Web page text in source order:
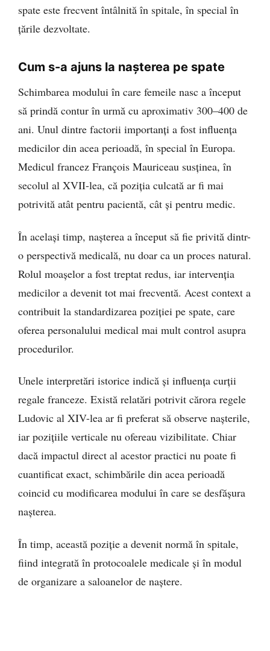
spate este frecvent întâlnită în spitale, în special în
țările dezvoltate.
Cum s-a ajuns la nașterea pe spate
Schimbarea modului în care femeile nasc a început
să prindă contur în urmă cu aproximativ 300–400 de
ani. Unul dintre factorii importanți a fost influența
medicilor din acea perioadă, în special în Europa.
Medicul francez François Mauriceau susținea, în
secolul al XVII-lea, că poziția culcată ar fi mai
potrivită atât pentru pacientă, cât și pentru medic.
În același timp, nașterea a început să fie privită dintr-
o perspectivă medicală, nu doar ca un proces natural.
Rolul moașelor a fost treptat redus, iar intervenția
medicilor a devenit tot mai frecventă. Acest context a
contribuit la standardizarea poziției pe spate, care
oferea personalului medical mai mult control asupra
procedurilor.
Unele interpretări istorice indică și influența curții
regale franceze. Există relatări potrivit cărora regele
Ludovic al XIV-lea ar fi preferat să observe nașterile,
iar pozițiile verticale nu ofereau vizibilitate. Chiar
dacă impactul direct al acestor practici nu poate fi
cuantificat exact, schimbările din acea perioadă
coincid cu modificarea modului în care se desfășura
nașterea.
În timp, această poziție a devenit normă în spitale,
fiind integrată în protocoalele medicale și în modul
de organizare a saloanelor de naștere.